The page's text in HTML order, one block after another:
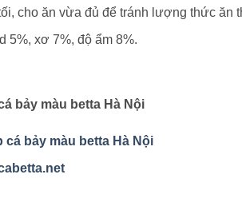
cho ăn vừa đủ để tránh lượng thức ăn
5%, xơ 7%, độ ẩm 8%.
bảy màu betta Hà Nội
cá bảy màu betta Hà Nội